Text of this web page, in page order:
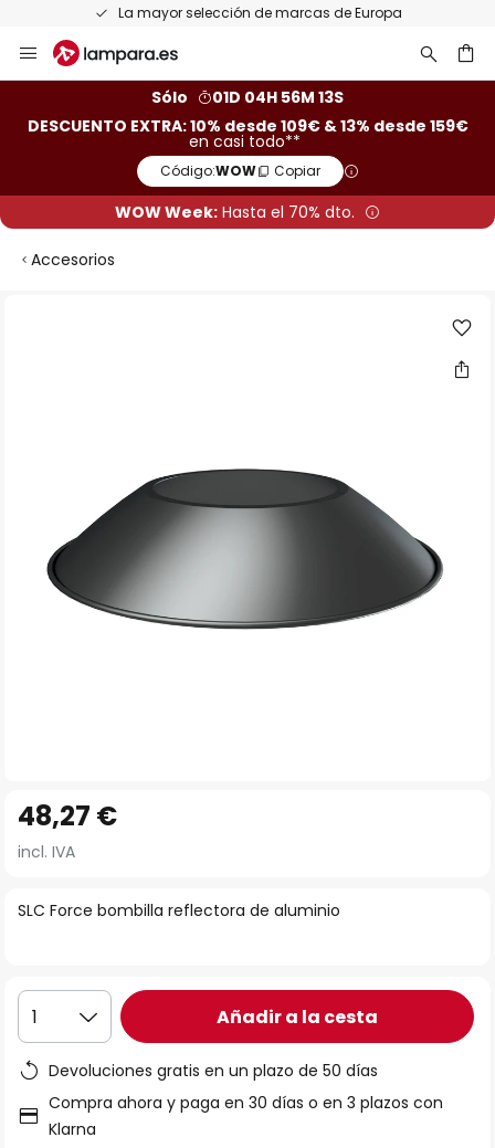
La mayor selección de marcas de Europa
al
Sólo
01D 04H 56M 12S
DESCUENTO EXTRA: 10% desde 109€ & 13% desde 159€
en casi todo**
Código:WOW Copiar
WOW Week: Hasta el 70% dto.
Accesorios
comienzo
la
imágenes
SLC Force bombilla reflectora de aluminio
48,27 €
incl. IVA
1 Añadir a la cesta
Devoluciones gratis en un plazo de 50 días
Compra ahora y paga en 30 días o en 3 plazos con
Klarna